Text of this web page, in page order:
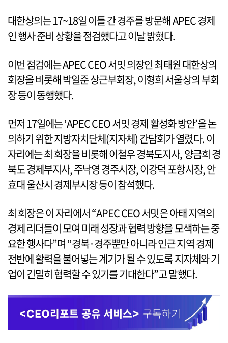
대한상의는 17~18일 이틀 간 경주를 방문해 APEC 경제
인 행사 준비 상황을 점검했다고 이날 밝혔다.
이번 점검에는 APEC CEO 서밋 의장인 최태원 대한상의
회장을 비롯해 박일준 상근부회장, 이형희 서울상의 부회
장 등이 동행했다.
먼저 17일에는 ‘APEC CEO 서밋 경제 활성화 방안’을 논
의하기 위한 지방자치단체(지자체) 간담회가 열렸다. 이
자리에는 최 회장을 비롯해 이철우 경북도지사, 양금희 경
북도 경제부지사, 주낙영 경주시장, 이강덕 포항시장, 안
효대 울산시 경제부시장 등이 참석했다.
최 회장은 이 자리에서 “APEC CEO 서밋은 아태 지역의
경제 리더들이 모여 미래 성장과 협력 방향을 모색하는 중
요한 행사다”며 “경북·경주뿐만 아니라 인근 지역 경제
전반에 활력을 불어넣는 계기가 될 수 있도록 지자체와 기
업이 긴밀히 협력할 수 있기를 기대한다”고 말했다.